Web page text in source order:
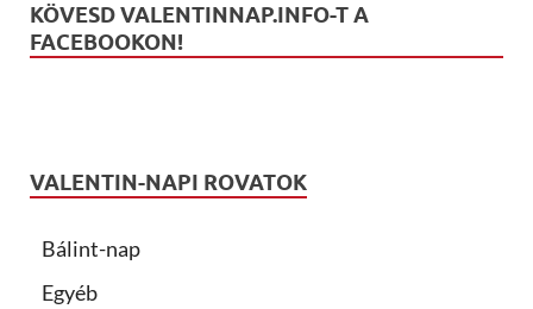
KÖVESD VALENTINNAP.INFO-T A
FACEBOOKON!
VALENTIN-NAPI ROVATOK
Bálint-nap
Egyéb